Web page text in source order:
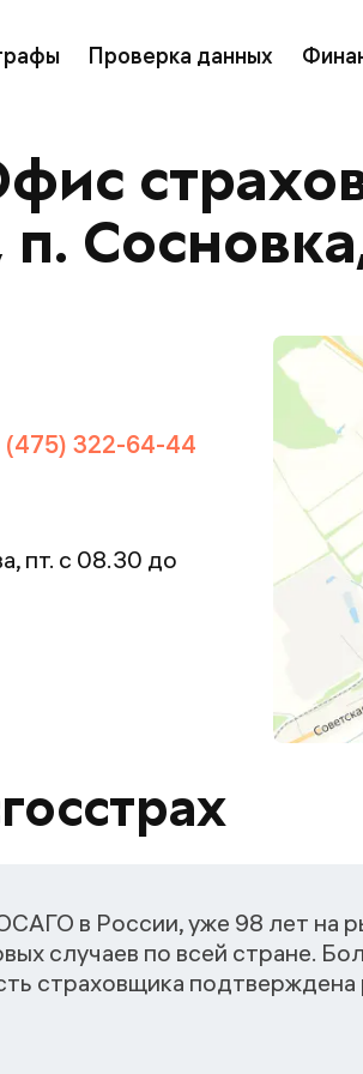
Проверка данных
(475) 322-64-44
пт. с 08.30 до
в России, уже 98 лет на
случаев по всей стране.
страховщика